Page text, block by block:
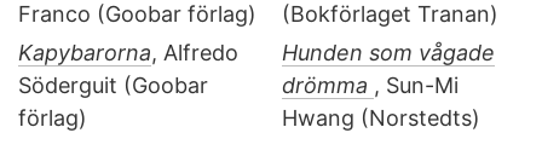
Franco (Goobar förlag)
Kapybarorna, Alfredo
Söderguit (Goobar
förlag)
(Bokförlaget Tranan)
Hunden som vågade
drömma , Sun-Mi
Hwang (Norstedts)